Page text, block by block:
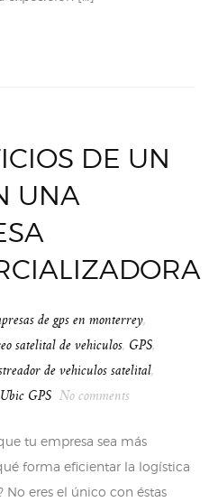
DE UN
UNA
de gps en monterrey,
satelital de vehiculos, GPS,
de vehiculos satelital,
Ubic GPS No comments
tu empresa sea más
forma eficientar la logística
No eres el único con éstas